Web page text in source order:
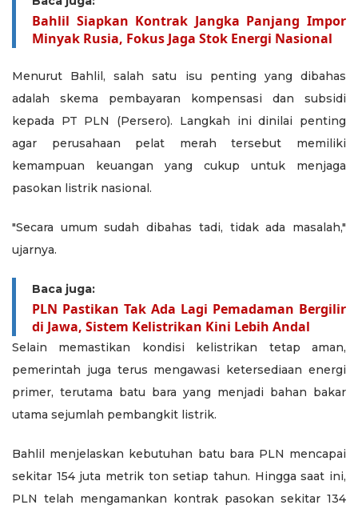
Bahlil Siapkan Kontrak Jangka Panjang Impor
Minyak Rusia, Fokus Jaga Stok Energi Nasional
Menurut Bahlil, salah satu isu penting yang dibahas
adalah skema pembayaran kompensasi dan subsidi
kepada PT PLN (Persero). Langkah ini dinilai penting
agar perusahaan pelat merah tersebut memiliki
kemampuan keuangan yang cukup untuk menjaga
pasokan listrik nasional.
"Secara umum sudah dibahas tadi, tidak ada masalah,"
ujarnya.
Baca juga:
PLN Pastikan Tak Ada Lagi Pemadaman Bergilir
di Jawa, Sistem Kelistrikan Kini Lebih Andal
Selain memastikan kondisi kelistrikan tetap aman,
pemerintah juga terus mengawasi ketersediaan energi
primer, terutama batu bara yang menjadi bahan bakar
utama sejumlah pembangkit listrik.
Bahlil menjelaskan kebutuhan batu bara PLN mencapai
sekitar 154 juta metrik ton setiap tahun. Hingga saat ini,
PLN telah mengamankan kontrak pasokan sekitar 134